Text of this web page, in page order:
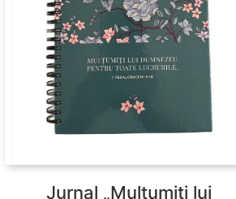
Jurnal „Multumiti lui